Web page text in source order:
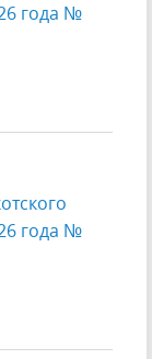
года №
года №